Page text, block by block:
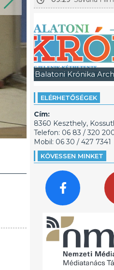
Balatoni Krónika
ELÉRHETŐSÉGEK
Cím:
8360 Keszthely,
Telefon: 06 83 / 320
Mobil: 06 30 / 427 7341
KÖVESSEN MINKET